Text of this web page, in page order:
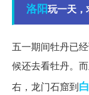
洛阳玩一天
五一期间牡丹已
候还去看牡丹。
右，龙门石窟到